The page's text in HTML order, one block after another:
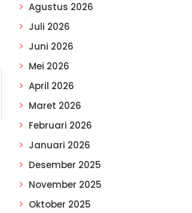
Agustus 2026
Juli 2026
Juni 2026
Mei 2026
April 2026
Maret 2026
Februari 2026
Januari 2026
Desember 2025
November 2025
Oktober 2025